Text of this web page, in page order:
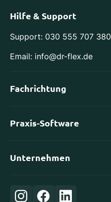
Hilfe & Support
Support: 030 555 707 380
Email: info@dr-flex.de
Fachrichtung
Orthopädie
Praxis-Software
Unternehmen
Login